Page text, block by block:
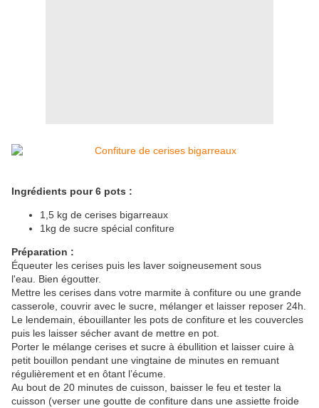
Ingrédients pour 6 pots :
1,5 kg de cerises bigarreaux
1kg de sucre spécial confiture
Préparation :
Équeuter les cerises puis les laver soigneusement sous
l'eau. Bien égoutter.
Mettre les cerises dans votre marmite à confiture ou une grande
casserole, couvrir avec le sucre, mélanger et laisser reposer 24h.
Le lendemain, ébouillanter les pots de confiture et les couvercles
puis les laisser sécher avant de mettre en pot.
Porter le mélange cerises et sucre à ébullition et laisser cuire à
petit bouillon pendant une vingtaine de minutes en remuant
régulièrement et en ôtant l’écume.
Au bout de 20 minutes de cuisson, baisser le feu et tester la
cuisson (verser une goutte de confiture dans une assiette froide